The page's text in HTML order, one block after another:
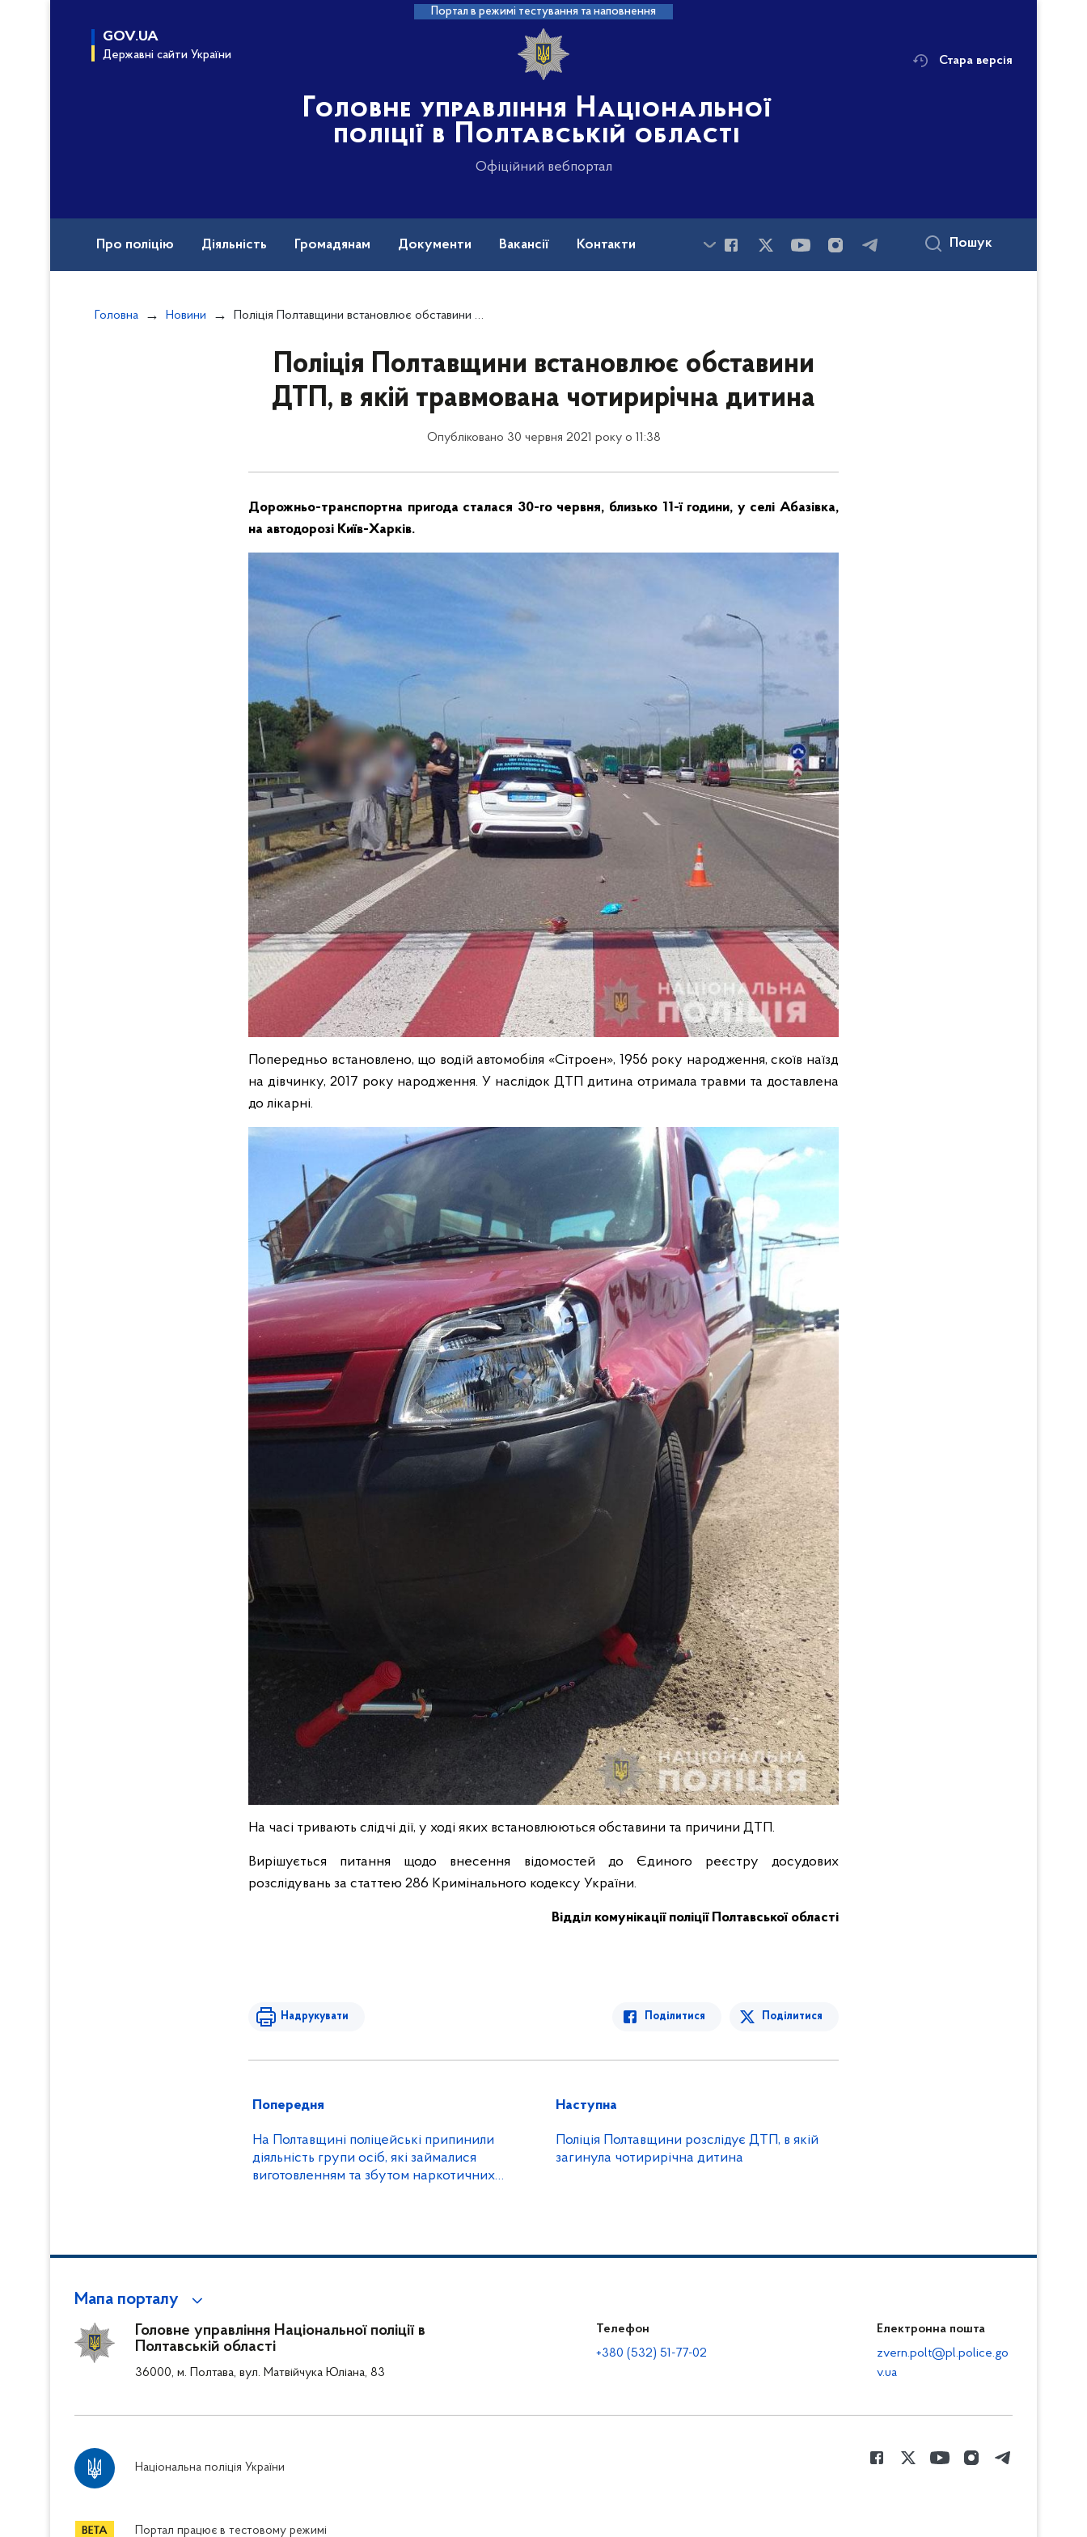
Портал в режимі тестування та наповнення
GOV.UA
Державні сайти України
Головне управління Національної
поліції в Полтавській області
Офіційний вебпортал
Стара версія
Про поліцію Діяльність Громадянам Документи Вакансії Контакти Пошук
Головна Новини Поліція Полтавщини встановлює обставини ДТП, в якій травмована чотирирічна дитина
Поліція Полтавщини встановлює обставини
ДТП, в якій травмована чотирирічна дитина
Опубліковано 30 червня 2021 року о 11:38
Дорожньо-транспортна пригода сталася 30-го червня, близько 11-ї години, у селі Абазівка,
на автодорозі Київ-Харків.
Попередньо встановлено, що водій автомобіля «Сітроен», 1956 року народження, скоїв наїзд
на дівчинку, 2017 року народження. У наслідок ДТП дитина отримала травми та доставлена
до лікарні.
На часі тривають слідчі дії, у ході яких встановлюються обставини та причини ДТП.
Вирішується питання щодо внесення відомостей до Єдиного реєстру досудових
розслідувань за статтею 286 Кримінального кодексу України.
Відділ комунікації поліції Полтавської області
Надрукувати Поділитися Поділитися
Попередня
На Полтавщині поліцейські припинили
діяльність групи осіб, які займалися
виготовленням та збутом наркотичних
Наступна
Поліція Полтавщини розслідує ДТП, в якій
загинула чотирирічна дитина
Мапа порталу
Головне управління Національної поліції в
Полтавській області
36000, м. Полтава, вул. Матвійчука Юліана, 83
Телефон
+380 (532) 51-77-02
Електронна пошта
zvern.polt@pl.police.go
v.ua
Національна поліція України
Портал працює в тестовому режимі